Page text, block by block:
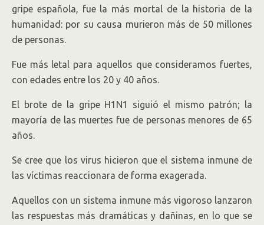
gripe española, fue la más mortal de la historia de la
humanidad: por su causa murieron más de 50 millones
de personas.
Fue más letal para aquellos que consideramos fuertes,
con edades entre los 20 y 40 años.
El brote de la gripe H1N1 siguió el mismo patrón; la
mayoría de las muertes fue de personas menores de 65
años.
Se cree que los virus hicieron que el sistema inmune de
las víctimas reaccionara de forma exagerada.
Aquellos con un sistema inmune más vigoroso lanzaron
las respuestas más dramáticas y dañinas, en lo que se